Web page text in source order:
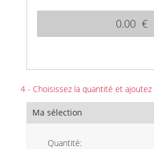
0.00 €
4 - Choisissez la quantité et ajoutez
Ma sélection
Quantité: